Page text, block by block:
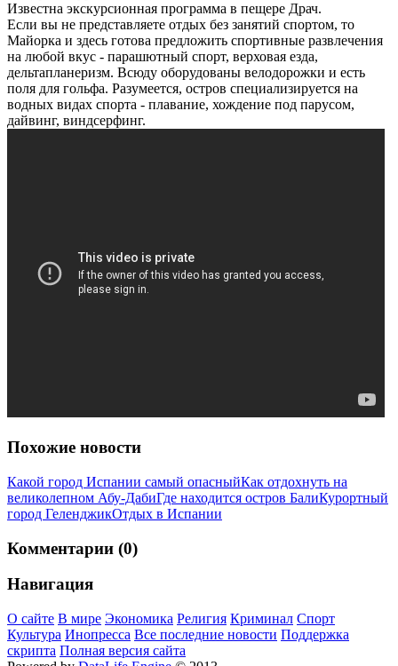
Известна экскурсионная программа в пещере Драч.
Если вы не представляете отдых без занятий спортом, то
Майорка и здесь готова предложить спортивные развлечения
на любой вкус - парашютный спорт, верховая езда,
дельтапланеризм. Всюду оборудованы велодорожки и есть
поля для гольфа. Разумеется, остров специализируется на
водных видах спорта - плавание, хождение под парусом,
дайвинг, виндсерфинг.
Похожие новости
Какой город Испании самый опасныйКак отдохнуть на
великолепном Абу-ДабиГде находится остров БалиКурортный
город ГеленджикОтдых в Испании
Комментарии (0)
Навигация
О сайте В мире Экономика Религия Криминал Спорт
Культура Инопресса Все последние новости Поддержка
скрипта Полная версия сайта